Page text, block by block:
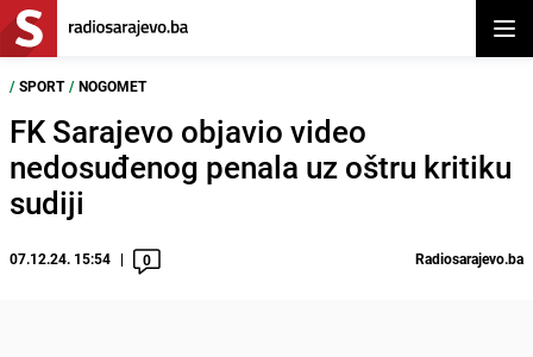
/ SPORT / NOGOMET
FK Sarajevo objavio video
nedosuđenog penala uz oštru kritiku
sudiji
07.12.24. 15:54 0 Radiosarajevo.ba